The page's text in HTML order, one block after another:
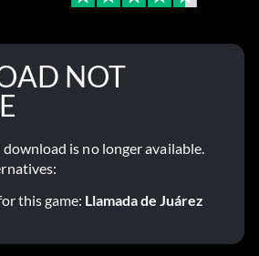
NOT
is no longer available.
this game: Llamada de Juárez